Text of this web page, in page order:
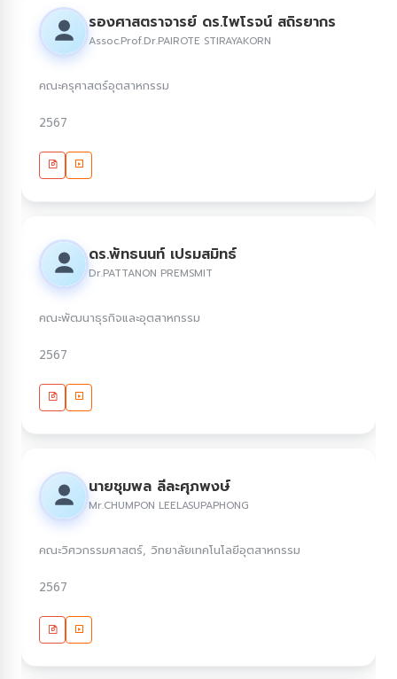
รองศาสตราจารย์ ดร.ไพโรจน์ สถิรยากร
Assoc.Prof.Dr.PAIROTE STIRAYAKORN
คณะครุศาสตร์อุตสาหกรรม
2567
ดร.พัทธนนท์ เปรมสมิทธ์
Dr.PATTANON PREMSMIT
คณะพัฒนาธุรกิจและอุตสาหกรรม
2567
นายชุมพล ลีละศุภพงษ์
Mr.CHUMPON LEELASUPAPHONG
คณะวิศวกรรมศาสตร์, วิทยาลัยเทคโนโลยีอุตสาหกรรม
2567